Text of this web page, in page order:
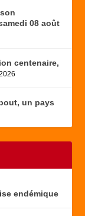
08 août
centenaire,
un pays
endémique